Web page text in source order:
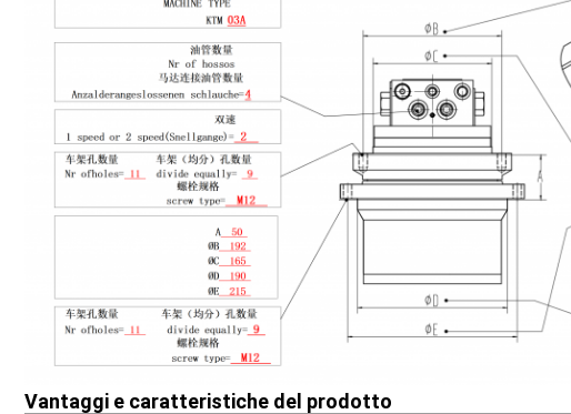
Vantaggi e caratteristiche del prodotto